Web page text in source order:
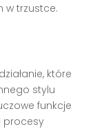
w trzustce.
które
stylu
funkcje
procesy